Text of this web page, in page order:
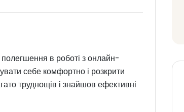
в роботі з онлайн-
себе комфортно і розкрити
труднощів і знайшов ефективні